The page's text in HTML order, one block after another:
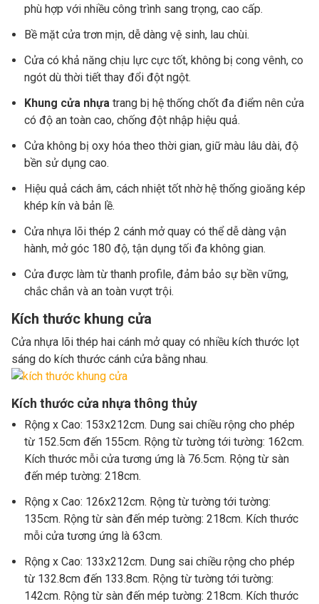
phù hợp với nhiều công trình sang trọng, cao cấp.
Bề mặt cửa trơn mịn, dễ dàng vệ sinh, lau chùi.
Cửa có khả năng chịu lực cực tốt, không bị cong vênh, co
ngót dù thời tiết thay đổi đột ngột.
Khung cửa nhựa trang bị hệ thống chốt đa điểm nên cửa
có độ an toàn cao, chống đột nhập hiệu quả.
Cửa không bị oxy hóa theo thời gian, giữ màu lâu dài, độ
bền sử dụng cao.
Hiệu quả cách âm, cách nhiệt tốt nhờ hệ thống gioăng kép
khép kín và bản lề.
Cửa nhựa lõi thép 2 cánh mở quay có thể dễ dàng vận
hành, mở góc 180 độ, tận dụng tối đa không gian.
Cửa được làm từ thanh profile, đảm bảo sự bền vững,
chắc chắn và an toàn vượt trội.
Kích thước khung cửa
Cửa nhựa lõi thép hai cánh mở quay có nhiều kích thước lọt
sáng do kích thước cánh cửa bằng nhau.
Kích thước cửa nhựa thông thủy
Rộng x Cao: 153x212cm. Dung sai chiều rộng cho phép
từ 152.5cm đến 155cm. Rộng từ tường tới tường: 162cm.
Kích thước mỗi cửa tương ứng là 76.5cm. Rộng từ sàn
đến mép tường: 218cm.
Rộng x Cao: 126x212cm. Rộng từ tường tới tường:
135cm. Rộng từ sàn đến mép tường: 218cm. Kích thước
mỗi cửa tương ứng là 63cm.
Rộng x Cao: 133x212cm. Dung sai chiều rộng cho phép
từ 132.8cm đến 133.8cm. Rộng từ tường tới tường:
142cm. Rộng từ sàn đến mép tường: 218cm. Kích thước